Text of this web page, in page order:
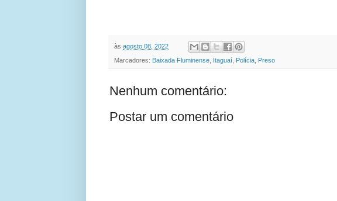
às agosto 08, 2022
Marcadores: Baixada Fluminense Itaguaí Polícia Preso
Nenhum comentário:
Postar um comentário